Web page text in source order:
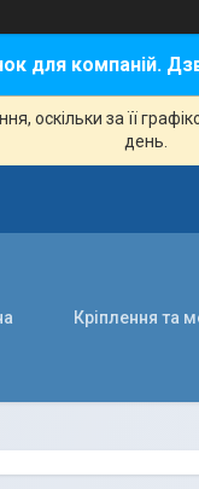
для компаній.
оскільки за її
день.
Кріплення та